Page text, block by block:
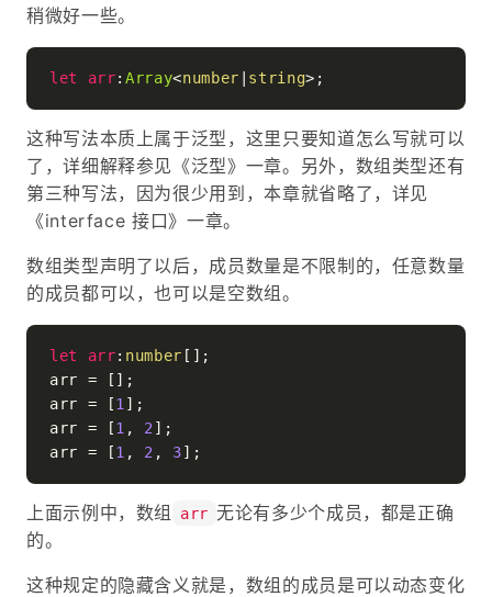
稍微好一些。
let arr:Array<number string
这种写法本质上属于泛型，这里只要知道怎么写就可以
了，详细解释参见《泛型》一章。另外，数组类型还有
第三种写法，因为很少用到，本章就省略了，详见
《interface 接口》一章。
数组类型声明了以后，成员数量是不限制的，任意数量
的成员都可以，也可以是空数组。
let arr: number [];
arr = [];
arr = [1 ];
arr = [1 , 2 ];
arr = [1 , 2 , 3
上面示例中，数组 arr 无论有多少个成员，都是正确
的。
这种规定的隐藏含义就是，数组的成员是可以动态变化